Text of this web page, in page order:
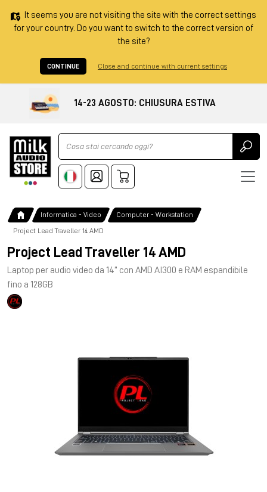
It seems you are not visiting the site with the correct settings
for your country. Do you want to switch to the correct version of
the site?
CONTINUE Close and continue with current settings
14-23 AGOSTO: CHIUSURA ESTIVA
Ricerca
Informatica - Video Computer - Workstation
Project Lead Traveller 14 AMD
Project Lead Traveller 14 AMD
Laptop per audio video da 14” con AMD AI300 e RAM espandibile
fino a 128GB